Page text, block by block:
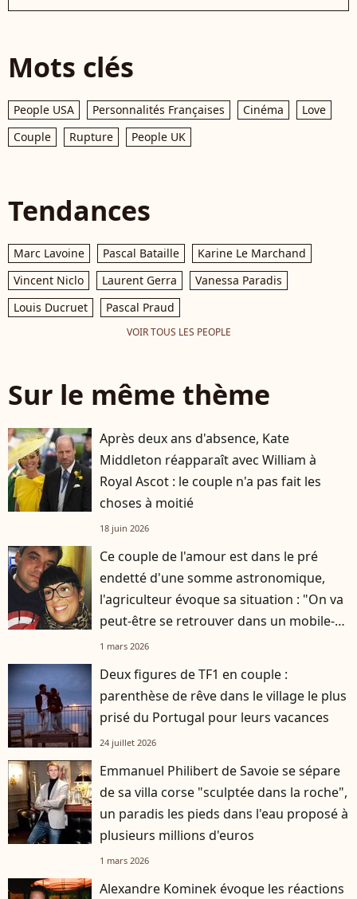
Mots clés
People USA Personnalités Françaises Cinéma
Love
Couple
Rupture People UK
Tendances
Marc Lavoine Pascal Bataille
Karine Le Marchand
Vincent Niclo
Laurent Gerra
Vanessa Paradis
Louis Ducruet
Pascal Praud
VOIR TOUS LES PEOPLE
Sur le même thème
Après deux ans d'absence, Kate
Middleton réapparaît avec William à
Royal Ascot : le couple n'a pas fait les
choses à moitié
18 juin 2026
Ce couple de l'amour est dans le pré
endetté d'une somme astronomique,
l'agriculteur évoque sa situation : "On va
peut-être se retrouver dans un mobile-
home"
1 mars 2026
Deux figures de TF1 en couple :
parenthèse de rêve dans le village le plus
prisé du Portugal pour leurs vacances
24 juillet 2026
Emmanuel Philibert de Savoie se sépare
de sa villa corse "sculptée dans la roche",
un paradis les pieds dans l'eau proposé à
plusieurs millions d'euros
1 mars 2026
Alexandre Kominek évoque les réactions